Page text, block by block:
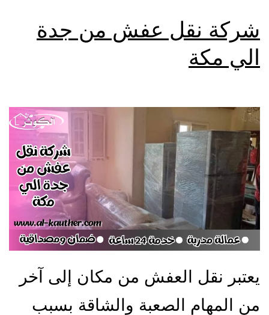
شركة نقل عفش من جدة
الي مكة
يعتبر نقل العفش من مكان إلى آخر
من المهام الصعبة والشاقة بسبب